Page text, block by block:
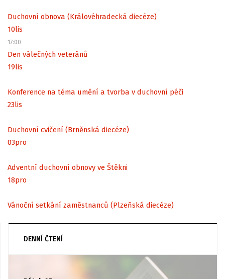
Duchovní obnova (Královéhradecká diecéze)
10lis
17:00
Den válečných veteránů
19lis
Konference na téma umění a tvorba v duchovní péči
23lis
Duchovní cvičení (Brněnská diecéze)
03pro
Adventní duchovní obnovy ve Štěkni
18pro
Vánoční setkání zaměstnanců (Plzeňská diecéze)
DENNÍ ČTENÍ